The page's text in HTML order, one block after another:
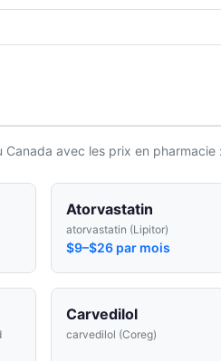
avec les prix en pharmacie :
Atorvastatin
atorvastatin (Lipitor)
$9–$26 par mois
Carvedilol
carvedilol (Coreg)